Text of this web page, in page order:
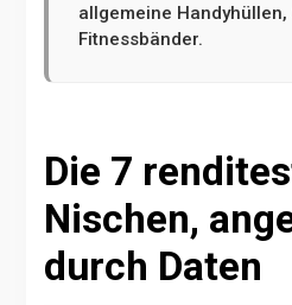
allgemeine
Fitnessbänder.
Die 7
Nischen,
durch Daten